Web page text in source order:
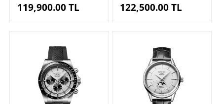
119,900.00TL 122,500.00TL